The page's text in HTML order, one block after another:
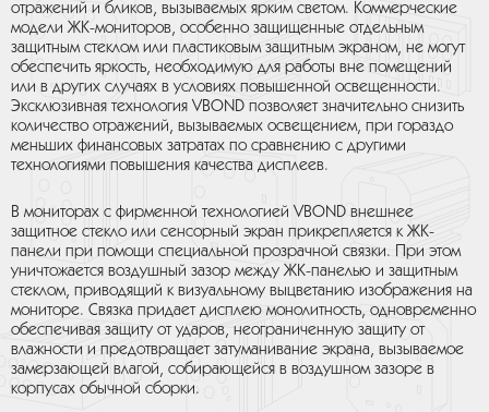
отражений и бликов, вызываемых ярким светом. Коммерческие
модели ЖК-мониторов, особенно защищенные отдельным
защитным стеклом или пластиковым защитным экраном, не могут
обеспечить яркость, необходимую для работы вне помещений
или в других случаях в условиях повышенной освещенности.
Эксклюзивная технология VBOND позволяет значительно снизить
количество отражений, вызываемых освещением, при гораздо
меньших финансовых затратах по сравнению с другими
технологиями повышения качества дисплеев.
В мониторах с фирменной технологией VBOND внешнее
защитное стекло или сенсорный экран прикрепляется к ЖК-
панели при помощи специальной прозрачной связки. При этом
уничтожается воздушный зазор между ЖК-панелью и защитным
стеклом, приводящий к визуальному выцветанию изображения на
мониторе. Связка придает дисплею монолитность, одновременно
обеспечивая защиту от ударов, неограниченную защиту от
влажности и предотвращает затуманивание экрана, вызываемое
замерзающей влагой, собирающейся в воздушном зазоре в
корпусах обычной сборки.